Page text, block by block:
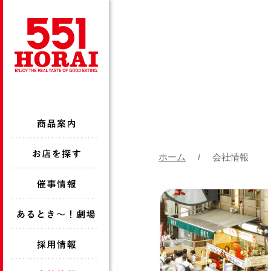
ホーム 会社情報